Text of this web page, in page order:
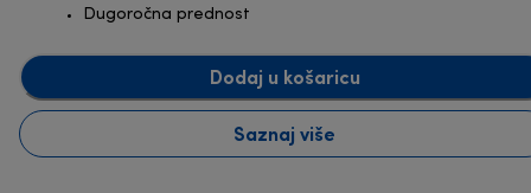
Dugoročna prednost
Dodaj u košaricu
Saznaj više